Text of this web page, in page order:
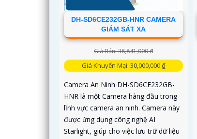
DH-SD6CE232GB-HNR CAMERA
GIÁM SÁT XA
Giá Bán: 38,841,000 ₫
Giá Khuyến Mại: 30,000,000 ₫
Camera An Ninh DH-SD6CE232GB-
HNR là một Camera hàng đầu trong
lĩnh vực camera an ninh. Camera này
được ứng dụng công nghệ AI
Starlight, giúp cho việc lưu trữ dữ liệu